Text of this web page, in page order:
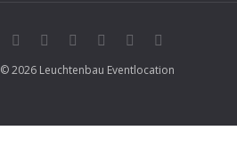
© 2026 Leuchtenbau Eventlocation